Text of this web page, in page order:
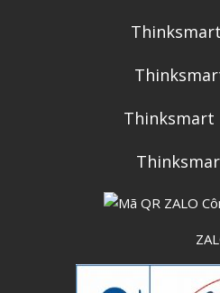
Y
Thinksmart